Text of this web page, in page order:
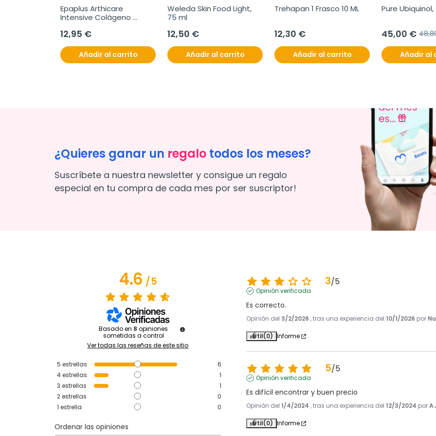
Epaplus Arthicare
Intensive Colágeno
comprimidos
12,95 €
Añadir al carrito
Weleda Skin Food Light,
75 ml
12,50 €
Añadir al carrito
Trehapan 1 Frasco 10 ML
12,30 €
Añadir al carrito
Pure Ubiquinol,
45,00 €
Añadir al
¿Quieres ganar un regalo todos los meses?
Suscríbete a nuestra newsletter y consigue un regalo
especial en tu compra de cada mes por ser suscriptor!
4.6/5
Basado en 8 opiniones
sometidas a control
Ver todas las reseñas de este sitio
5 estrellas
6
4estrellas
1
3 estrellas
1
2estrellas
0
1 estrella 0
Ordenar las opiniones
3/5
Opinión verificada
Es correcto.
Opinión del3/2/2026 , tras una experiencia del 10/1/2026 por
Útil(0) Informe
5/5
Opinión verificada
Es difícil encontrar y buen precio
Opinión del 1/4/2024 , tras una experiencia del 12/3/2024 por
Útil(0) Informe